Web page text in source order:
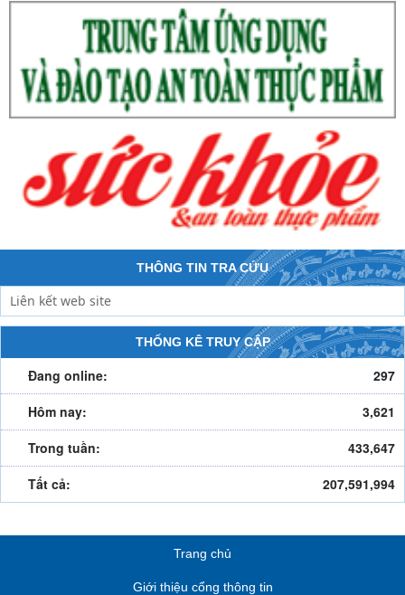
THÔNG TIN TRA CỨU
THỐNG KÊ TRUY CẬP
Đang online:
297
Hôm nay:
3,621
Trong tuần:
433,647
Tất cả:
207,591,994
Trang chủ
Giới thiệu cổng thông tin